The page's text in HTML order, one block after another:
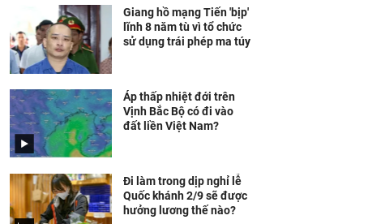
Giang hồ mạng Tiến 'bịp'
lĩnh 8 năm tù vì tổ chức
sử dụng trái phép ma túy
Áp thấp nhiệt đới trên
Vịnh Bắc Bộ có đi vào
đất liền Việt Nam?
Đi làm trong dịp nghỉ lễ
Quốc khánh 2/9 sẽ được
hưởng lương thế nào?